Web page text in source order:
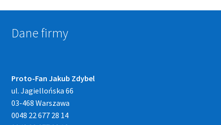
Dane firmy
Proto-Fan Jakub Zdybel
ul. Jagiellońska 66
03-468 Warszawa
0048 22 677 28 14